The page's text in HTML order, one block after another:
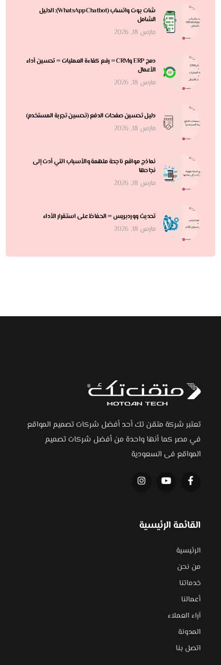
شات بوت واتساب (WhatsApp Chatbot): الدليل
الشامل
مارس 18, 2026
دمج ERP وCRM = رفع كفاءة العمليات = تحسين أداء
الأعمال
مارس 18, 2026
دليل تحسين صفحات الدفع (تحسين تجربة المستخدم)
مارس 18, 2026
نماذج مواقع ناجحة ملهمة والأسباب التي أدت إلى
نجاحها
مارس 18, 2026
تحديث ووردبريس = الحفاظ على استقرار الأداء
مارس 18, 2026
تعتبر شركة متقن تك أحد أفضل شركات تصميم المواقع
في مصر كما أنها واحدة من أفضل شركات تصميم
المواقع فى السعودية
القائمة الرئيسية
الرئيسية
من نحن
خدماتنا
أعمالنا
آراء العملاء
المدونة
اتصل بنا